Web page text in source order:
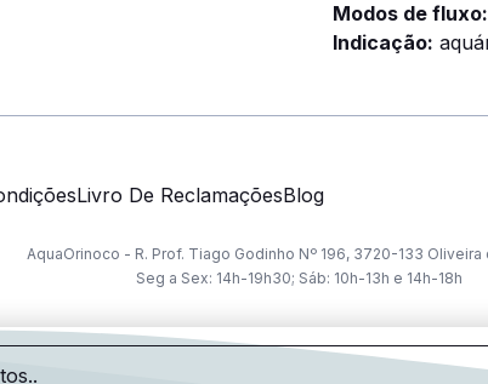
Modos de fluxo:
Indicação:
Livro De ReclamaçõesBlog
AquaOrinoco - R. Prof. Tiago Godinho Nº 196, 3720-133
Seg a Sex: 14h-19h30; Sáb: 10h-13h e 14h-18h